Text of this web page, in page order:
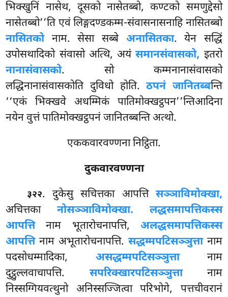
भिक्खुनिं नासेथ, दूसको नासेतब्बो, कण्टको समणुद्देसो
नासेतब्बो’’ति एवं लिङ्गदण्डकम्म-संवासनासनाहि नासितब्बो
नासितकोनाम. सेसा सब्बे अनासितका. येन सद्धिं
उपोसथादिको संवासो अत्थि, अयंसमानसंवासको, इतरो
नानासंवासको. सो कम्मनानासंवासको
लद्धिनानासंवासकोति दुविधो होति.ठपनं जानितब्बन्ति
‘‘एकं भिक्खवे अधम्मिकं पातिमोक्खट्ठपन’’न्तिआदिना
नयेन वुत्तं पातिमोक्खट्ठपनं जानितब्बन्ति अत्थो.
एककवारवण्णना निट्ठिता.
दुकवारवण्णना
३२२. दुकेसु सचित्तका आपत्ति सञ्ञाविमोक्खा,
अचित्तका नोसञ्ञाविमोक्खा. लद्धसमापत्तिकस्स
आपत्तिनाम भूतारोचनापत्ति, अलद्धसमापत्तिकस्स
आपत्तिनाम अभूतारोचनापत्ति. सद्धम्मपटिसञ्ञुत्तानाम
पदसोधम्मादिका, असद्धम्मपटिसञ्ञुत्तानाम
दुट्ठुल्लवाचापत्ति. सपरिक्खारपटिसञ्ञुत्तानाम
निस्सग्गियवत्थुनो अनिस्सज्जित्वा परिभोगे, पत्तचीवरानं